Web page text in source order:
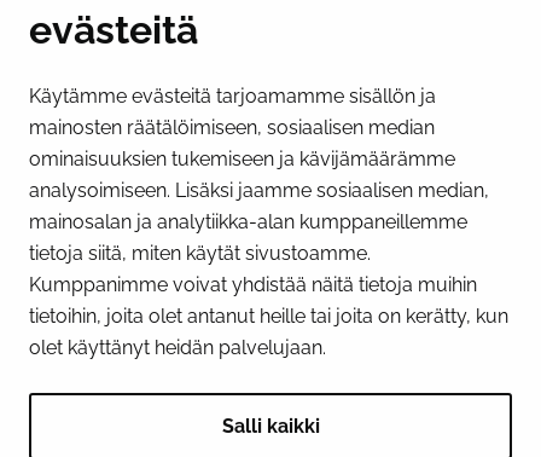
evästeitä
Käytämme evästeitä tarjoamamme sisällön ja
mainosten räätälöimiseen, sosiaalisen median
ominaisuuksien tukemiseen ja kävijämäärämme
analysoimiseen. Lisäksi jaamme sosiaalisen median,
mainosalan ja analytiikka-alan kumppaneillemme
tietoja siitä, miten käytät sivustoamme.
Kumppanimme voivat yhdistää näitä tietoja muihin
tietoihin, joita olet antanut heille tai joita on kerätty, kun
olet käyttänyt heidän palvelujaan.
Salli kaikki
PI­KA­LINK­KE­JÄ
Näytä evästeasetukseni
SOSIAALINEN MEDIA
Facebook InstagramYouTube